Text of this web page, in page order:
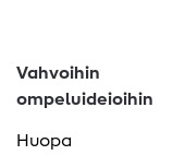
Vahvoihin
ompeluideioihin
Huopa